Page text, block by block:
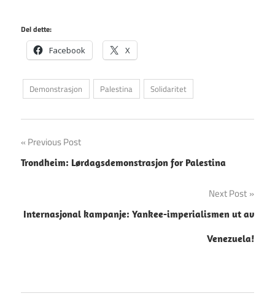
Del dette:
Facebook X
Demonstrasjon Palestina Solidaritet
Innleggsnavigasjon
Previous Post
Trondheim: Lørdagsdemonstrasjon for Palestina
Next Post
Internasjonal kampanje: Yankee-imperialismen ut av
Venezuela!